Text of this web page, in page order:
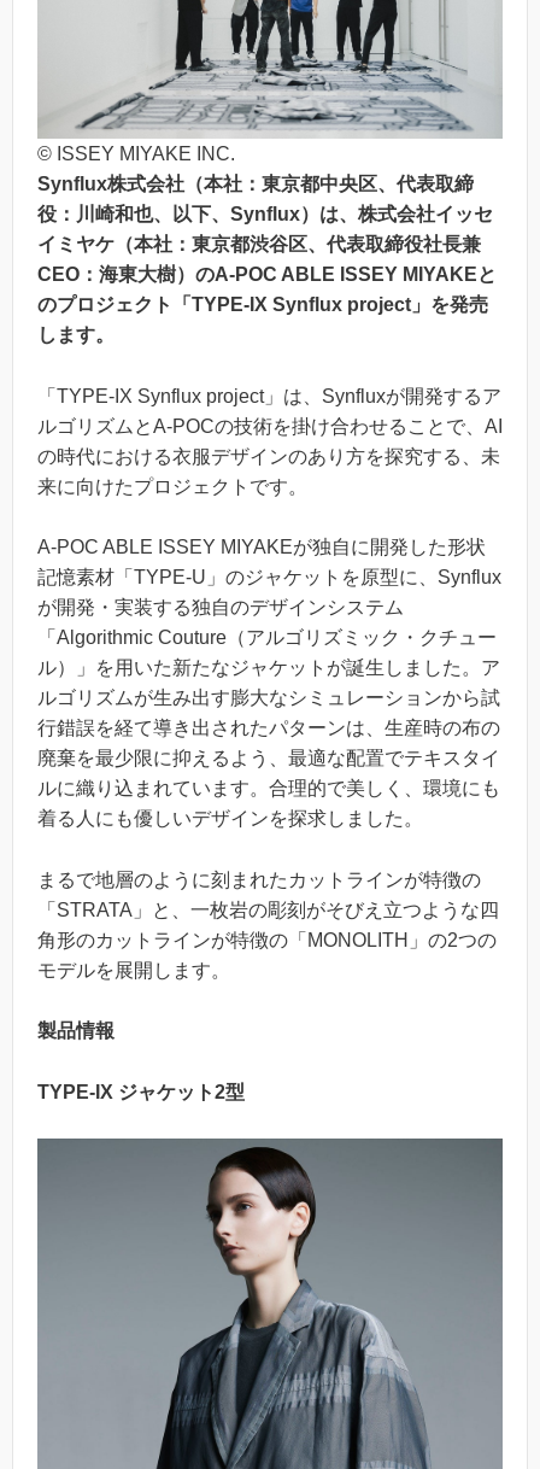
© ISSEY MIYAKE INC.
Synflux株式会社（本社：東京都中央区、代表取締
役：川崎和也、以下、Synflux）は、株式会社イッセ
イミヤケ（本社：東京都渋谷区、代表取締役社長兼
CEO：海東大樹）のA-POC ABLE ISSEY MIYAKEと
のプロジェクト「TYPE-IX Synflux project」を発売
します。
「TYPE-IX Synflux project」は、Synfluxが開発するア
ルゴリズムとA-POCの技術を掛け合わせることで、AI
の時代における衣服デザインのあり方を探究する、未
来に向けたプロジェクトです。
A-POC ABLE ISSEY MIYAKEが独自に開発した形状
記憶素材「TYPE-U」のジャケットを原型に、Synflux
が開発・実装する独自のデザインシステム
「Algorithmic Couture（アルゴリズミック・クチュー
ル）」を用いた新たなジャケットが誕生しました。ア
ルゴリズムが生み出す膨大なシミュレーションから試
行錯誤を経て導き出されたパターンは、生産時の布の
廃棄を最少限に抑えるよう、最適な配置でテキスタイ
ルに織り込まれています。合理的で美しく、環境にも
着る人にも優しいデザインを探求しました。
まるで地層のように刻まれたカットラインが特徴の
「STRATA」と、一枚岩の彫刻がそびえ立つような四
角形のカットラインが特徴の「MONOLITH」の2つの
モデルを展開します。
製品情報
TYPE-IX ジャケット2型